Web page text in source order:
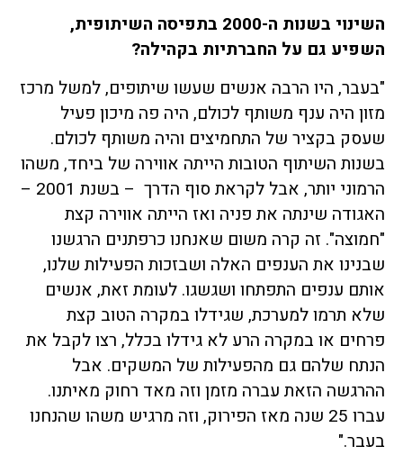
השינוי בשנות ה-2000 בתפיסה השיתופית,
השפיע גם על החברתיות בקהילה?
"בעבר, היו הרבה אנשים שעשו שיתופים, למשל מרכז
מזון היה ענף משותף לכולם, היה פה מיכון פעיל
שעסק בקציר של התחמיצים והיה משותף לכולם.
בשנות השיתוף הטובות הייתה אווירה של ביחד, משהו
הרמוני יותר, אבל לקראת סוף הדרך – בשנת 2001 –
האגודה שינתה את פניה ואז הייתה אווירה קצת
"חמוצה". זה קרה משום שאנחנו כרפתנים הרגשנו
שבנינו את הענפים האלה ושבזכות הפעילות שלנו,
אותם ענפים התפתחו ושגשגו. לעומת זאת, אנשים
שלא תרמו למערכת, שגידלו במקרה הטוב קצת
פרחים או במקרה הרע לא גידלו בכלל, רצו לקבל את
הנתח שלהם גם מהפעילות של המשקים. אבל
ההרגשה הזאת עברה מזמן וזה מאד רחוק מאיתנו.
עברו 25 שנה מאז הפירוק, וזה מרגיש משהו שהנחנו
בעבר."